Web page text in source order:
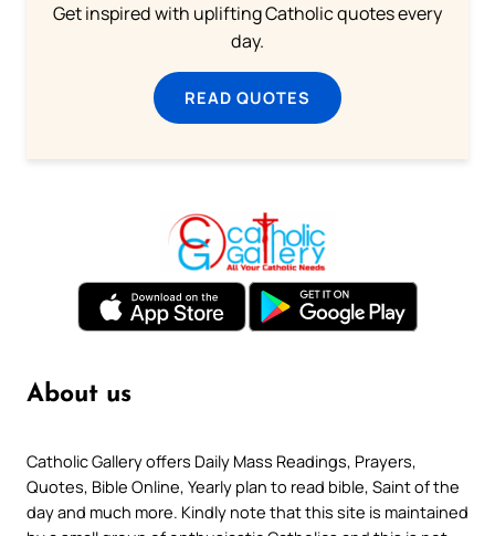
Get inspired with uplifting Catholic quotes every
day.
READ QUOTES
About us
Catholic Gallery offers Daily Mass Readings, Prayers,
Quotes, Bible Online, Yearly plan to read bible, Saint of the
day and much more. Kindly note that this site is maintained